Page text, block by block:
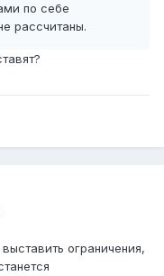
по себе
рассчитаны.
ограничения,